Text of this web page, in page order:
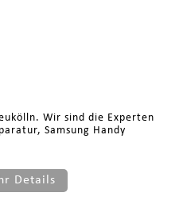
Wir sind die Experten
Samsung Handy
Details